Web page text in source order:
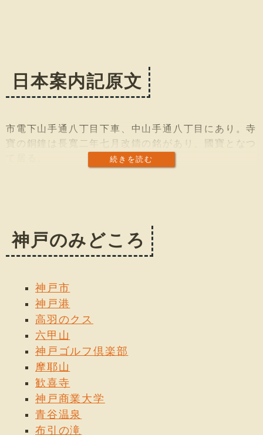
日本案内記原文
続きを読む
市電下山手通八丁目下車、中山手通八丁目にあり。寺
寶の銅鐘は長寬二年七月改鑄の銘があり、國寶となつ
神戸のみどころ
神戸市
神戸港
高羽のクス
六甲山
神戸ゴルフ倶楽部
摩耶山
歓喜寺
神戸商業大学
青谷温泉
布引の滝